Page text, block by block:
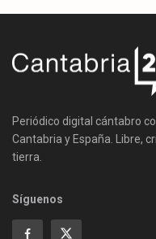
Periódico digital cántabro
Cantabria y España. Libre,
tierra.
Síguenos